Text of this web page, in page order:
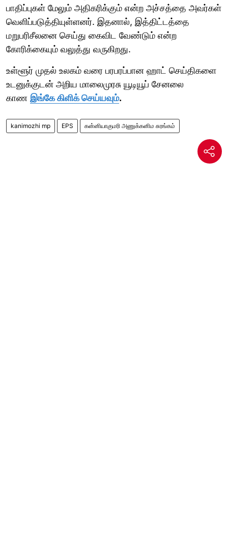
பாதிப்புகள் மேலும் அதிகரிக்கும் என்ற அச்சத்தை அவர்கள்
வெளிப்படுத்தியுள்ளனர். இதனால், இத்திட்டத்தை
மறுபரிசீலனை செய்து கைவிட வேண்டும் என்ற
கோரிக்கையும் வலுத்து வருகிறது.
உள்ளூர் முதல் உலகம் வரை பரபரப்பான ஹாட் செய்திகளை
உடனுக்குடன் அறிய மாலைமுரசு யூடியூப் சேனலை
காண இங்கே கிளிக் செய்யவும்.
kanimozhi mp EPS கன்னியாகுமரி அணுக்கனிம சுரங்கம்